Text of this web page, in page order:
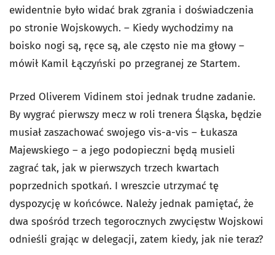
ewidentnie było widać brak zgrania i doświadczenia
po stronie Wojskowych. – Kiedy wychodzimy na
boisko nogi są, ręce są, ale często nie ma głowy –
mówił Kamil Łączyński po przegranej ze Startem.
Przed Oliverem Vidinem stoi jednak trudne zadanie.
By wygrać pierwszy mecz w roli trenera Śląska, będzie
musiał zaszachować swojego vis-a-vis – Łukasza
Majewskiego – a jego podopieczni będą musieli
zagrać tak, jak w pierwszych trzech kwartach
poprzednich spotkań. I wreszcie utrzymać tę
dyspozycję w końcówce. Należy jednak pamiętać, że
dwa spośród trzech tegorocznych zwycięstw Wojskowi
odnieśli grając w delegacji, zatem kiedy, jak nie teraz?